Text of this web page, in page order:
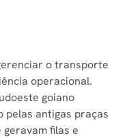
o transporte
operacional.
goiano
pelas antigas praças
filas e